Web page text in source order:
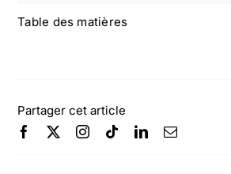
Table des matières
Partager cet article